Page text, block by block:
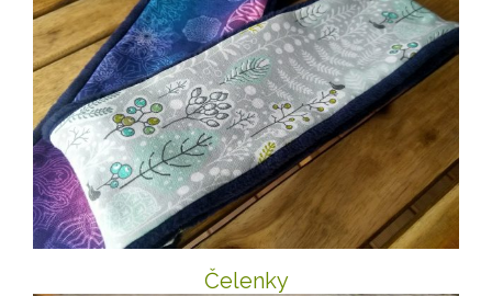
Čelenky